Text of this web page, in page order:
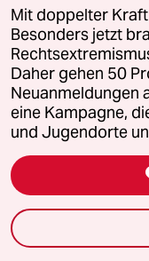
Veranstaltungen
Demnächst
Vor Ort
Live im Stream
Vergangene
Mit doppelter
Besonders jetzt
Daher gehen 50
Neuanmeldungen
eine Kampagne,
und Jugendorte